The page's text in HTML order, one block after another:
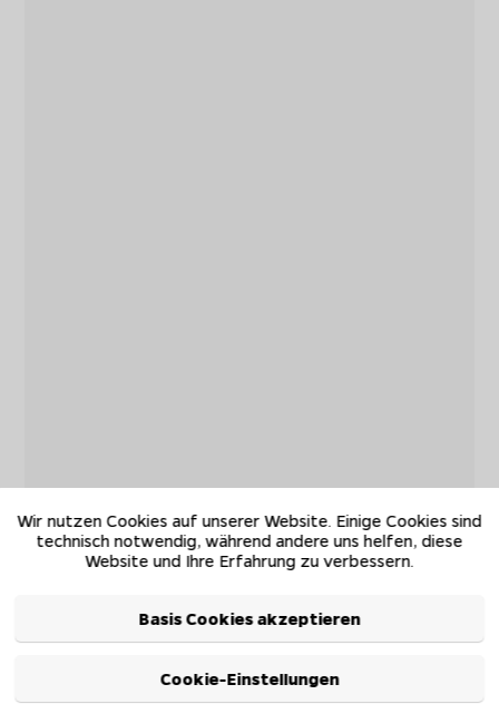
Wir nutzen Cookies auf unserer Website. Einige Cookies sind
technisch notwendig, während andere uns helfen, diese
Website und Ihre Erfahrung zu verbessern.
Basis Cookies akzeptieren
Cookie-Einstellungen